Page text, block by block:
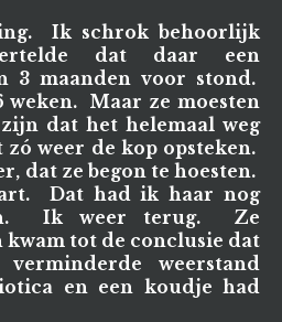
Ik schrok behoorlijk
dat daar een
3 maanden voor stond.
weken. Maar ze moesten
dat het helemaal weg
zó weer de kop opsteken.
dat ze begon te hoesten.
Dat had ik haar nog
Ik weer terug. Ze
tot de conclusie dat
weerstand
en een koudje had